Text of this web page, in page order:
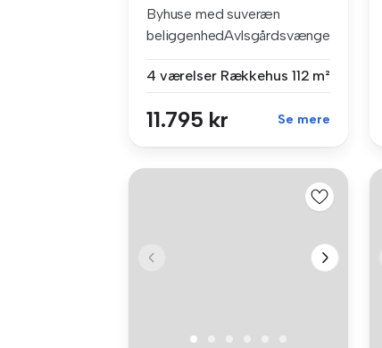
Byhuse med suveræn
beliggenhedAvlsgårdsvænget
4 værelser Rækkehus 112 m²
11.795 kr Se mere